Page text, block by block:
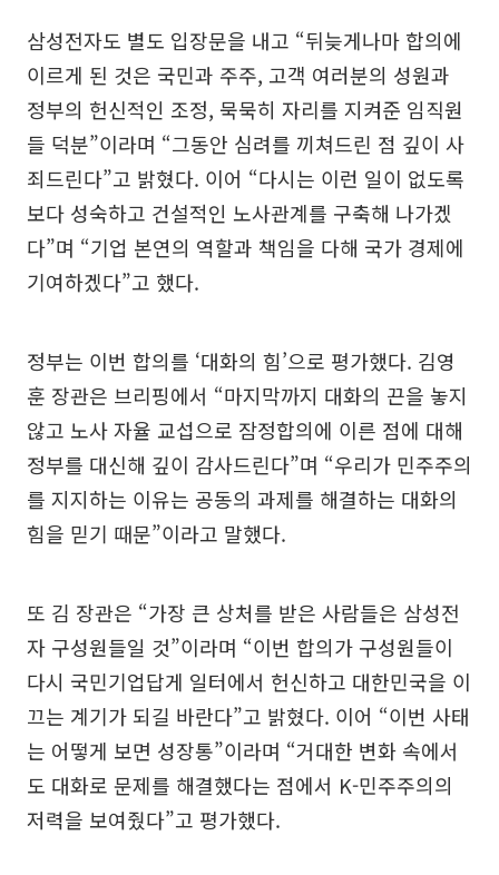
삼성전자도 별도 입장문을 내고 “뒤늦게나마 합의에
이르게 된 것은 국민과 주주, 고객 여러분의 성원과
정부의 헌신적인 조정, 묵묵히 자리를 지켜준 임직원
들 덕분”이라며 “그동안 심려를 끼쳐드린 점 깊이 사
죄드린다”고 밝혔다. 이어 “다시는 이런 일이 없도록
보다 성숙하고 건설적인 노사관계를 구축해 나가겠
다”며 “기업 본연의 역할과 책임을 다해 국가 경제에
기여하겠다”고 했다.
정부는 이번 합의를 ‘대화의 힘’으로 평가했다. 김영
훈 장관은 브리핑에서 “마지막까지 대화의 끈을 놓지
않고 노사 자율 교섭으로 잠정합의에 이른 점에 대해
정부를 대신해 깊이 감사드린다”며 “우리가 민주주의
를 지지하는 이유는 공동의 과제를 해결하는 대화의
힘을 믿기 때문”이라고 말했다.
또 김 장관은 “가장 큰 상처를 받은 사람들은 삼성전
자 구성원들일 것”이라며 “이번 합의가 구성원들이
다시 국민기업답게 일터에서 헌신하고 대한민국을 이
끄는 계기가 되길 바란다”고 밝혔다. 이어 “이번 사태
는 어떻게 보면 성장통”이라며 “거대한 변화 속에서
도 대화로 문제를 해결했다는 점에서 K-민주주의의
저력을 보여줬다”고 평가했다.